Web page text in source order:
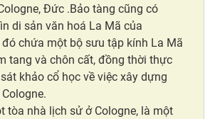
Đức .Bảo tàng cũng có
di sản văn hoá La Mã của
đó chứa một bộ sưu tập kính La Mã
tang và chôn cất, đồng thời thực
khảo cổ học về việc xây dựng
tòa nhà lịch sử ở Cologne, là một